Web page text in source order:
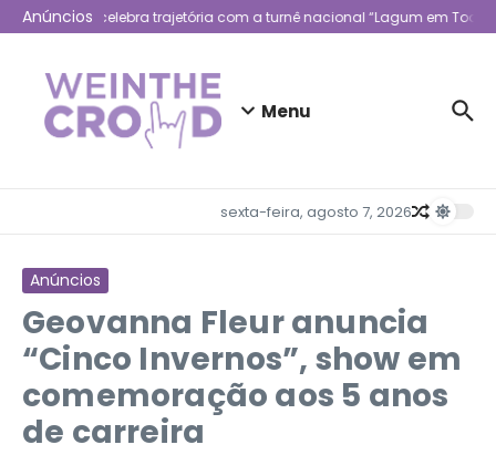
Ir para o conteúdo
Anúncios
Lagum celebra trajetória com a turnê nacional “Lagum em Todo
Menu
sexta-feira, agosto 7, 2026
Anúncios
Geovanna Fleur anuncia
“Cinco Invernos”, show em
comemoração aos 5 anos
de carreira